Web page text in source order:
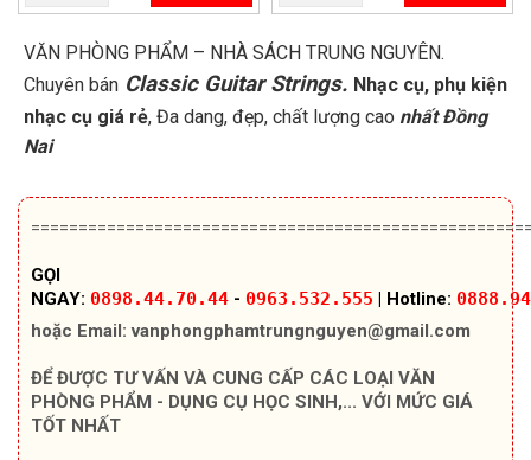
VĂN PHÒNG PHẨM – NHÀ SÁCH TRUNG NGUYÊN.
Chuyên bán Classic Guitar Strings. Nhạc cụ, phụ kiện
nhạc cụ giá rẻ, Đa dang, đẹp, chất lượng cao nhất Đồng
Nai
GỌI
NGAY: 0898.44.70.44 - 0963.532.555 | Hotline:
hoặc Email:vanphongphamtrungnguyen@gmail.com
ĐỂ ĐƯỢC TƯ VẤN VÀ CUNG CẤP CÁC LOẠI VĂN
PHÒNG PHẨM - DỤNG CỤ HỌC SINH,... VỚI MỨC GIÁ
TỐT NHẤT